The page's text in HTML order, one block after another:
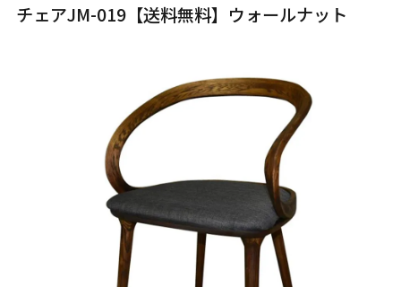
チェアJM-019【送料無料】ウォールナット